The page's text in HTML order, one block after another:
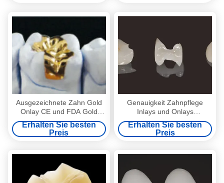
Ausgezeichnete Zahn Gold
Onlay CE und FDA Gold
Inlays und Onlays
Erhalten Sie besten
Preis
Genauigkeit Zahnpflege
Inlays und Onlays
Lithiumdisilikat Fräsen Onlay
Veneer
Erhalten Sie besten
Preis